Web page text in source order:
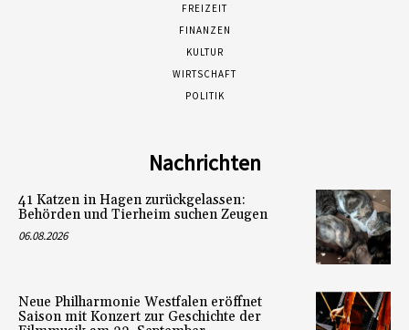
FREIZEIT
FINANZEN
KULTUR
WIRTSCHAFT
POLITIK
Nachrichten
41 Katzen in Hagen zurückgelassen:
Behörden und Tierheim suchen Zeugen
06.08.2026
Neue Philharmonie Westfalen eröffnet
Saison mit Konzert zur Geschichte der